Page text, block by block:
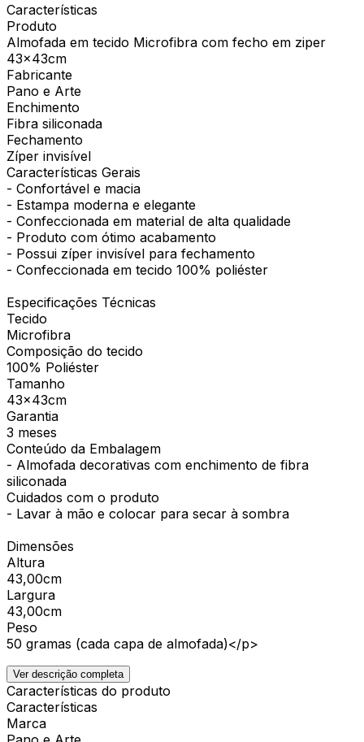
Características
Produto
Almofada em tecido Microfibra com fecho em ziper
43x43cm
Fabricante
Pano e Arte
Enchimento
Fibra siliconada
Fechamento
Zíper invisível
Características Gerais
- Confortável e macia
- Estampa moderna e elegante
- Confeccionada em material de alta qualidade
- Produto com ótimo acabamento
- Possui zíper invisível para fechamento
- Confeccionada em tecido 100% poliéster
Especificações Técnicas
Tecido
Microfibra
Composição do tecido
100% Poliéster
Tamanho
43x43cm
Garantia
3 meses
Conteúdo da Embalagem
- Almofada decorativas com enchimento de fibra
siliconada
Cuidados com o produto
- Lavar à mão e colocar para secar à sombra
Dimensões
Altura
43,00cm
Largura
43,00cm
Peso
50 gramas (cada capa de almofada)</p>
Ver descrição completa
Características do produto
Características
Marca